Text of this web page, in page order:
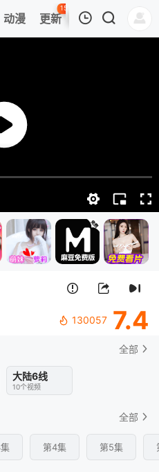
动漫 更新
150
热榜 APP
130057 7.4
全部
大陆6线
10个视频
全部
第4集 第5集